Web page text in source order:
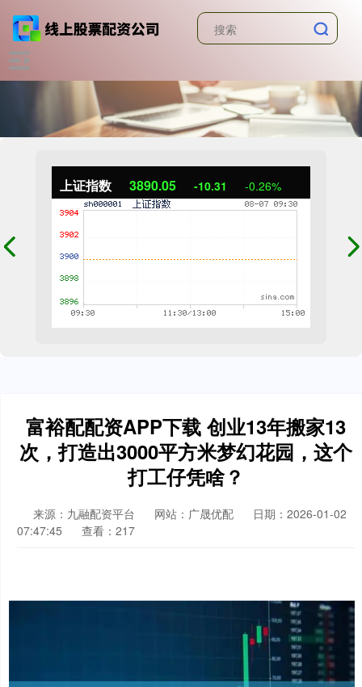
上证指数 3890.05 -10.31 -0.26%
富裕配配资APP下载 创业13年搬家13
次，打造出3000平方米梦幻花园，这个
打工仔凭啥？
来源：九融配资平台 网站：广晟优配
日期：2026-01-02
07:47:45
查看：217